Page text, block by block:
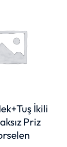
İkili
Priz